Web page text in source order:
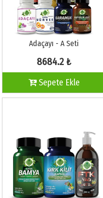
Adaçayı - A Seti
8684.2 ₺
Sepete Ekle